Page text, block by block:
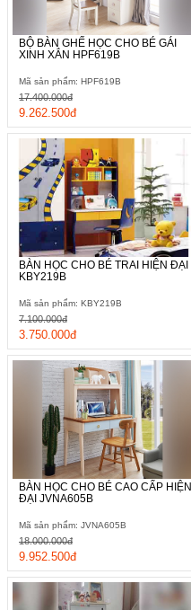
BỘ BÀN GHẾ HỌC CHO BÉ GÁI
XINH XẮN HPF619B
Mã sản phẩm: HPF619B
9.262.500đ
17.400.000đ
BÀN HỌC CHO BÉ TRAI HIỆN ĐẠI
KBY219B
Mã sản phẩm: KBY219B
3.750.000đ
7.100.000đ
BÀN HỌC CHO BÉ CAO CẤP HIỆN
ĐẠI JVNA605B
Mã sản phẩm: JVNA605B
9.952.500đ
18.000.000đ